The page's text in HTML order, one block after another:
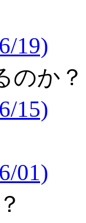
19)
のか？
15)
01)